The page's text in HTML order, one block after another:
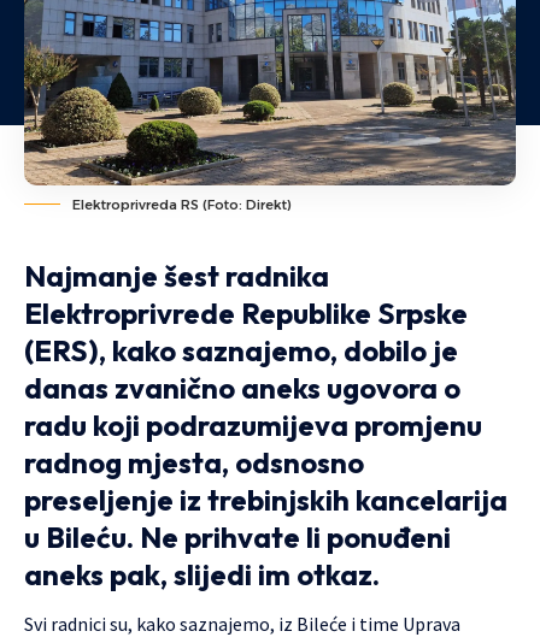
Elektroprivreda RS (Foto: Direkt)
Najmanje šest radnika
Elektroprivrede Republike Srpske
(ERS), kako saznajemo, dobilo je
danas zvanično aneks ugovora o
radu koji podrazumijeva promjenu
radnog mjesta, odsnosno
preseljenje iz trebinjskih kancelarija
u Bileću. Ne prihvate li ponuđeni
aneks pak, slijedi im otkaz.
Svi radnici su, kako saznajemo, iz Bileće i time Uprava